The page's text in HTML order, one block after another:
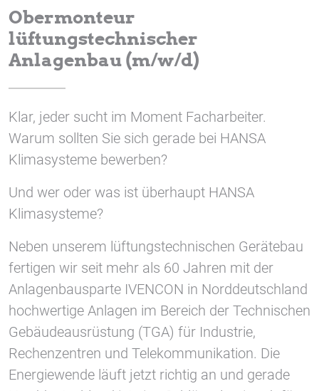
Obermonteur
lüftungstechnischer
Anlagenbau (m/w/d)
Klar, jeder sucht im Moment Facharbeiter.
Warum sollten Sie sich gerade bei HANSA
Klimasysteme bewerben?
Und wer oder was ist überhaupt HANSA
Klimasysteme?
Neben unserem lüftungstechnischen Gerätebau
fertigen wir seit mehr als 60 Jahren mit der
Anlagenbausparte IVENCON in Norddeutschland
hochwertige Anlagen im Bereich der Technischen
Gebäudeausrüstung (TGA) für Industrie,
Rechenzentren und Telekommunikation. Die
Energiewende läuft jetzt richtig an und gerade
STATISTIK
unsere Besucher unsere Website nutzen.
Analytics
Um Inhalte von Videoplattformen und Social Media
Plattformen anzeigen zu können, werden von
diesen externen Medien Cookies gesetzt.
YouTube
Vimeo